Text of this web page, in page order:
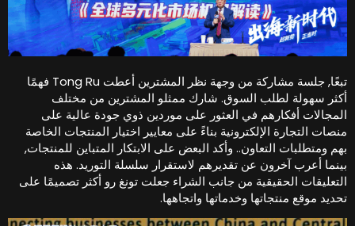
تبعًا, جلسة مشاركة من وجهة نظر المشترين أعطت Tong Ru فهمًا
سهولة لطلب السوق. شارك ممثلو المشترين من مختلف
أفكارهم في العثور على موردين ذوي جودة عالية على
التجارة الإلكترونية بناءً على معايير اختيار المنتجات الخاصة
ومتطلبات التعاون.. وأكد البعض على الابتكار المتباين للمنتجات,
أعرب آخرون عن تقديرهم لاستقرار سلسلة التوريد. هذه
الحقيقية من جانب الشراء جعلت تونغ رو أكثر تصميمًا على
موقع منتجاتها وخدماتها واتجاهها.